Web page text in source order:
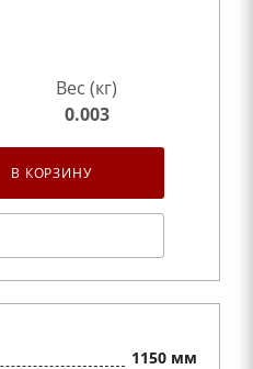
Вес (кг)
0.003
В КОРЗИНУ
1150 мм